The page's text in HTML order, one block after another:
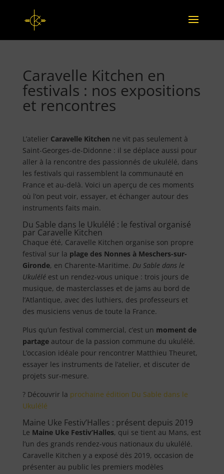
Caravelle Kitchen en
festivals : nos expositions
et rencontres
L’atelier Caravelle Kitchen ne vit pas seulement à
Saint-Georges-de-Didonne : il se déplace aussi pour
aller à la rencontre des passionnés de ukulélé, dans
les festivals qui rassemblent la communauté en
France et au-delà. Voici un aperçu de ces moments
où l’on peut voir, essayer, et échanger autour des
instruments faits main.
Du Sable dans le Ukulélé : le festival organisé
par Caravelle Kitchen
Chaque été, Caravelle Kitchen organise son propre
festival sur la plage des Nonnes à Meschers-sur-
Gironde, en Charente-Maritime. Du Sable dans le
Ukuléléest un rendez-vous unique : trois jours de
musique, de masterclasses et de jams au bord de
l’Atlantique, avec des luthiers, des professeurs et
des musiciens venus de toute la France.
Plus qu’un festival commercial, c’est un moment de
partageautour de la passion commune du ukulélé.
L’occasion idéale pour rencontrer Matthieu Theuret,
essayer les instruments de l’atelier, et discuter de
projets sur-mesure.
? Découvrir la prochaine édition Du Sable dans le
Ukulélé
Maine Uke Festiv’Halles : présent depuis 2019
Le Maine Uke Festiv’Halles, qui se tient au Mans, est
l’un des grands rendez-vous nationaux du ukulélé.
Caravelle Kitchen y a exposé dès 2019, occasion de
présenter au public les premiers modèles